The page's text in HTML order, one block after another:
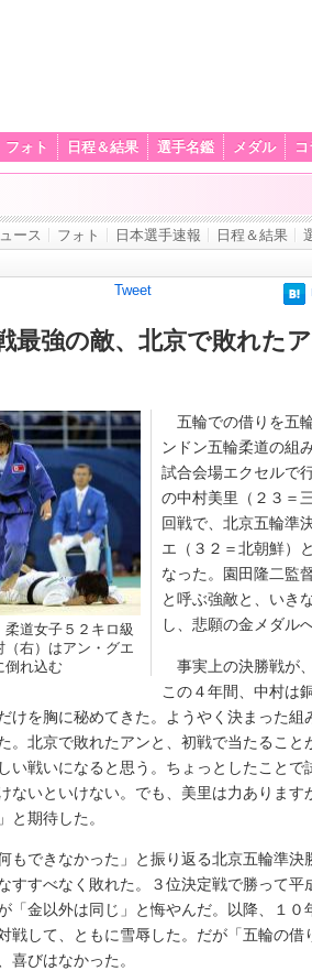
フォト 日程＆結果 選手名鑑 メダル
ース フォト 日本選手速報 日程＆結果
Tweet
最強の敵、北京で敗れた
柔道女子５２キロ級
右）はアン・グエ
倒れ込む
五輪での借りを五
ンドン五輪柔道の組
試合会場エクセルで
の中村美里（２３＝
回戦で、北京五輪準
エ（３２＝北朝鮮）
なった。園田隆二監
と呼ぶ強敵と、いき
し、悲願の金メダル
事実上の決勝戦が
この４年間、中村は
けを胸に秘めてきた。ようやく決まった組
。北京で敗れたアンと、初戦で当たること
い戦いになると思う。ちょっとしたことで
ないといけない。でも、美里は力あります
と期待した。
もできなかった」と振り返る北京五輪準決
すすべなく敗れた。３位決定戦で勝って平
「金以外は同じ」と悔やんだ。以降、１
戦して、ともに雪辱した。だが「五輪の借
喜びはなかった。